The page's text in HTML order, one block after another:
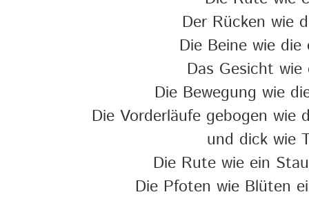
Der Rücken wie
Die Beine wie
Das Gesicht
Die Bewegung wie
Die Vorderläufe gebogen wie
und dick wie
Die Rute wie ein
Die Pfoten wie Blüten